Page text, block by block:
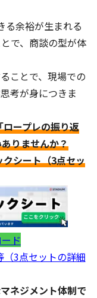
る余裕が生まれる
で、商談の型が体
ことで、現場での
考が身につきま
ープレの振り返
りませんか？
シート（3点セッ
ド
3点セットの詳細
ネジメント体制で